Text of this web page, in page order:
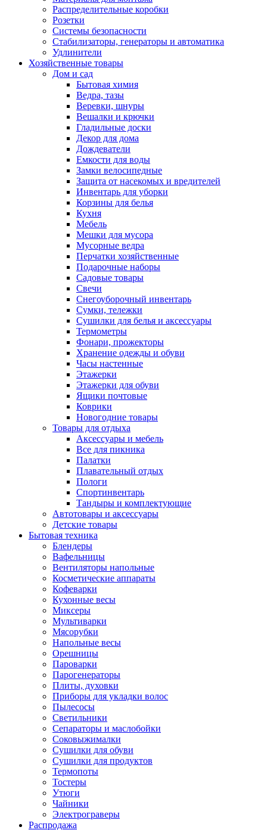
Распределительные коробки
Розетки
Системы безопасности
Стабилизаторы, генераторы и автоматика
Удлинители
Хозяйственные товары
Дом и сад
Бытовая химия
Ведра, тазы
Веревки, шнуры
Вешалки и крючки
Гладильные доски
Декор для дома
Дождеватели
Емкости для воды
Замки велосипедные
Защита от насекомых и вредителей
Инвентарь для уборки
Корзины для белья
Кухня
Мебель
Мешки для мусора
Мусорные ведра
Перчатки хозяйственные
Подарочные наборы
Садовые товары
Свечи
Снегоуборочный инвентарь
Сумки, тележки
Сушилки для белья и аксессуары
Термометры
Фонари, прожекторы
Хранение одежды и обуви
Часы настенные
Этажерки
Этажерки для обуви
Ящики почтовые
Коврики
Новогодние товары
Товары для отдыха
Аксессуары и мебель
Все для пикника
Палатки
Плавательный отдых
Пологи
Спортинвентарь
Тандыры и комплектующие
Автотовары и аксессуары
Детские товары
Бытовая техника
Блендеры
Вафельницы
Вентиляторы напольные
Косметические аппараты
Кофеварки
Кухонные весы
Миксеры
Мультиварки
Мясорубки
Напольные весы
Орешницы
Пароварки
Парогенераторы
Плиты, духовки
Приборы для укладки волос
Пылесосы
Светильники
Сепараторы и маслобойки
Соковыжималки
Сушилки для обуви
Сушилки для продуктов
Термопоты
Тостеры
Утюги
Чайники
Электрограверы
Распродажа